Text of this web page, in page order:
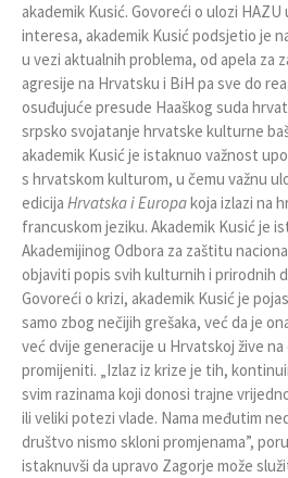
akademik Kusić. Govoreći o ulozi
interesa, akademik Kusić podsjetio je
u vezi aktualnih problema, od apela za
agresije na Hrvatsku i BiH pa sve do
osuđujuće presude Haaškog suda
srpsko svojatanje hrvatske kulturne
akademik Kusić je istaknuo važnost
s hrvatskom kulturom, u čemu važnu
edicija Hrvatska i Europakoja izlazi na
francuskom jeziku. Akademik Kusić je
Akademijinog Odbora za zaštitu
objaviti popis svih kulturnih i prirodnih
Govoreći o krizi, akademik Kusić je
samo zbog nečijih grešaka, već da je
već dvije generacije u Hrvatskoj žive
promijeniti. „Izlaz iz krize je tih,
svim razinama koji donosi trajne
ili veliki potezi vlade. Nama međutim
društvo nismo skloni promjenama”,
istaknuvši da upravo Zagorje može